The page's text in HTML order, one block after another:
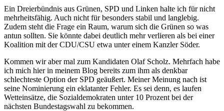
Ein Dreierbündnis aus Grünen, SPD und Linken halte ich für nicht
mehrheitsfähig. Auch nicht für besonders stabil und langlebig.
Zudem steht die Frage ein Raum, warum sich die Grünen so was
antun sollten. Sie könnte dabei deutlich mehr verlieren als bei einer
Koalition mit der CDU/CSU etwa unter einem Kanzler Söder.
Kommen wir aber mal zum Kandidaten Olaf Scholz. Mehrfach habe
ich mich hier in meinem Blog bereits zum ihm als denkbar
schlechteste Option der SPD geäußert. Meiner Meinung nach ist
seine Nominierung ein eklatanter Fehler. Es sei denn, es laufen
Wetteinsätze, die Sozialdemokraten unter 10 Prozent bei der
nächsten Bundestagswahl zu bekommen.